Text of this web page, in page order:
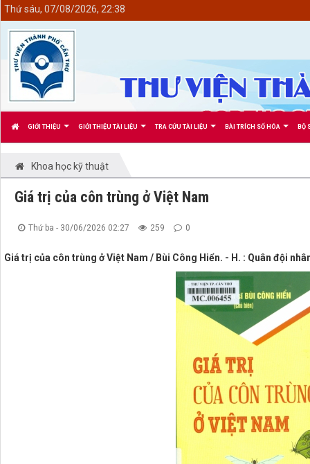
GIỚI THIỆU GIỚI THIỆU TÀI LIỆU TRA CỨU TÀI LIỆU BÀI TRÍCH SỐ HÓA BỘ
Thứ sáu, 07/08/2026, 22:38
Khoa học kỹ thuật
Giá trị của côn trùng ở Việt Nam
Thứ ba - 30/06/2026 02:27 259 0
Giá trị của côn trùng ở Việt Nam / Bùi Công Hiển. - H. : Quân đội
<